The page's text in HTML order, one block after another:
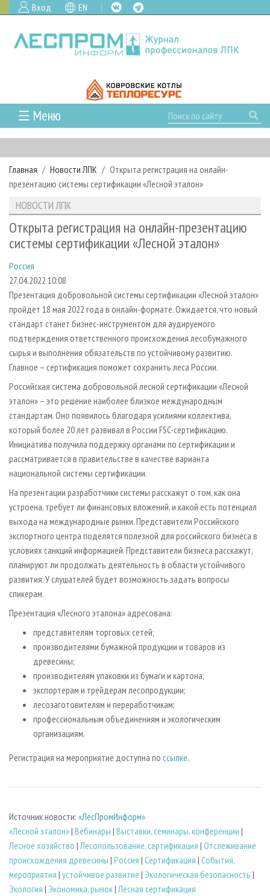
Вход EN
☰ Меню
ГЛАВНАЯ
РУБРИКИ И ТЕМЫ
РУБРИКИ ЖУРНАЛА
ЛЕСОЗАГОТОВКА
ЛЕСОПИЛЕНИЕ
СУШКА ДРЕВЕСИНЫ
ПРОИЗВОДСТВО ДРЕВЕСНЫХ ПЛИТ
ДЕРЕВЯННОЕ ДОМОСТРОЕНИЕ
ПРОИЗВОДСТВО МЕБЕЛИ
БИОЭНЕРГЕТИКА
ИНСТРУМЕНТ И МАТЕРИАЛЫ
НОВОСТИ
НОВОСТИ ЛПК
НОВОСТИ ЖУРНАЛА
ПРОЕКТЫ ЛПИ
АНАЛИТИКА
ПРЕДПРИЯТИЯ ЛПК
ПЕРСОНЫ
МОБИЛЬНЫЕ ВЫСТАВКИ
ОФИЦИАЛЬНЫЕ ДЕЛЕГАЦИИ
ПРИОРИТЕТНЫЕ ИНВЕСТПРОЕКТЫ
RUSSIAN FORESTRY REVIEW
ГАЗЕТА ЛЕСПРОМФОРУМ
БИБЛИОТЕКА СПЕЦИАЛИСТА
АРХИВ ЖУРНАЛОВ
О ЖУРНАЛЕ
КОНТАКТЫ
РЕКЛАМОДАТЕЛЯМ
РЕКЛАМА
РЕКЛАМА НА САЙТЕ
Главная Новости ЛПК
Открыта регистрация на онлайн-
презентацию системы сертификации «Лесной эталон»
НОВОСТИ ЛПК
Открыта регистрация на онлайн-презентацию
системы сертификации «Лесной эталон»
Россия
27.04.2022 10:08
Презентация добровольной системы сертификации «Лесной эталон»
пройдет 18 мая 2022 года в онлайн-формате. Ожидается, что новый
стандарт станет бизнес-инструментом для аудируемого
подтверждения ответственного происхождения лесобумажного
сырья и выполнения обязательств по устойчивому развитию.
Главное – сертификация поможет сохранить леса России.
Российская система добровольной лесной сертификации «Лесной
эталон» – это решение наиболее близкое международным
стандартам. Оно появилось благодаря усилиями коллектива,
который более 20 лет развивал в России FSC-сертификацию.
Инициатива получила поддержку органами по сертификации и
рассматривается в правительстве в качестве варианта
национальной системы сертификации.
На презентации разработчики системы расскажут о том, как она
устроена, требует ли финансовых вложений, и какой есть потенциал
выхода на международные рынки. Представители Российского
экспортного центра поделятся полезной для российского бизнеса в
условиях санкций информацией. Представители бизнеса расскажут,
планируют ли продолжать деятельность в области устойчивого
развития. У слушателей будет возможность задать вопросы
спикерам.
Презентация «Лесного эталона» адресована:
представителям торговых сетей;
производителями бумажной продукции и товаров из
древесины;
производителям упаковки из бумаги и картона;
экспортерам и трейдерам лесопродукции;
лесозаготовителям и переработчикам;
профессиональным объединениям и экологическим
организациям.
Регистрация на мероприятие доступна по ссылке.
Источник новости: «ЛесПромИнформ»
«Лесной эталон»| Вебинары | Выставки, семинары, конференции |
Лесное хозяйство |Лесопользование, сертификация | Отслеживание
происхождения древесины | Россия | Сертификация | События,
мероприятия | устойчивое развитие | Экологическая безопасность |
Экология | Экономика, рынок|Лесная сертификация